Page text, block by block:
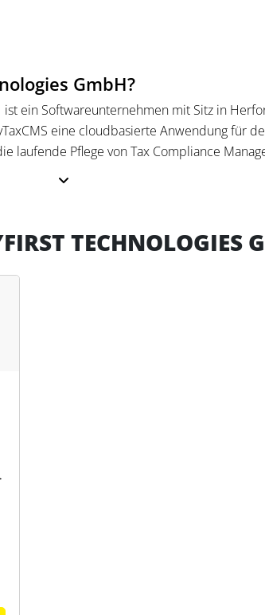
GmbH?
ist ein Softwareunternehmen mit Sitz in
eine cloudbasierte Anwendung für
laufende Pflege von Tax Compliance
Maßnahmen und Kontrollen sowie der
TECHNOLOGIES